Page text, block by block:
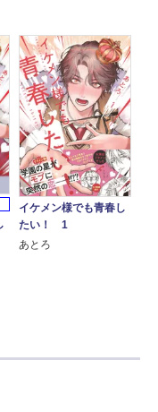
イケメン様でも青春し
たい！ 1
あとろ